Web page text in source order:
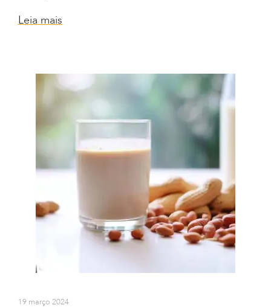
Leia mais
19 março 2024